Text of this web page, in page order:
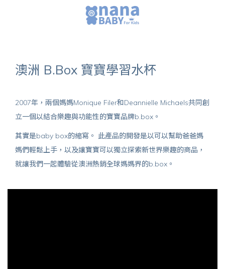
澳洲 B.Box 寶寶學習水杯
2007年，兩個媽媽Monique Filer和Deannielle Michaels共同創
立一個以結合樂趣與功能性的寶寶品牌b.box。
其實是baby box的縮寫。 此產品的開發是以可以幫助爸爸媽
媽們輕鬆上手，以及讓寶寶可以獨立探索新世界樂趣的商品，
就讓我們一起體驗從澳洲熱銷全球媽媽界的b.box。